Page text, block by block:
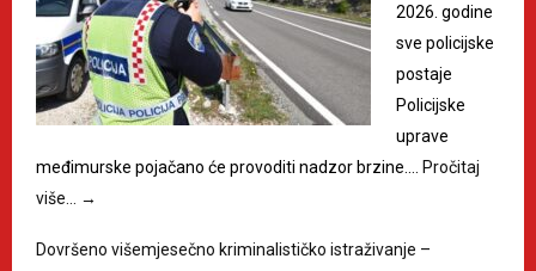
2026. godine
sve policijske
postaje
Policijske
uprave
međimurske pojačano će provoditi nadzor brzine.… Pročitaj
više… →
Dovršeno višemjesečno kriminalističko istraživanje –